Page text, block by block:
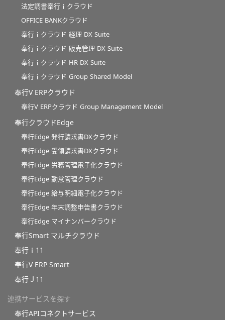
法定調書奉行ｉクラウド
OFFICE BANKクラウド
奉行ｉクラウド 経理 DX Suite
奉行ｉクラウド 販売管理 DX Suite
奉行ｉクラウド HR DX Suite
奉行ｉクラウド Group Shared Model
奉行V ERPクラウド
奉行V ERPクラウド Group Management Model
奉行クラウドEdge
奉行Edge 発行請求書DXクラウド
奉行Edge 受領請求書DXクラウド
奉行Edge 労務管理電子化クラウド
奉行Edge 勤怠管理クラウド
奉行Edge 給与明細電子化クラウド
奉行Edge 年末調整申告書クラウド
奉行Edge マイナンバークラウド
奉行Smart マルチクラウド
奉行ｉ11
奉行V ERP Smart
奉行Ｊ11
連携サービスを探す
奉行APIコネクトサービス